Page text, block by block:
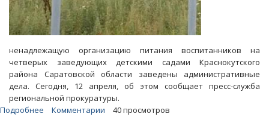
ненадлежащую организацию питания воспитанников на
четверых заведующих детскими садами Краснокутского
района Саратовской области заведены административные
дела. Сегодня, 12 апреля, об этом сообщает пресс-служба
региональной прокуратуры.
Подробнее
Комментарии 40 просмотров